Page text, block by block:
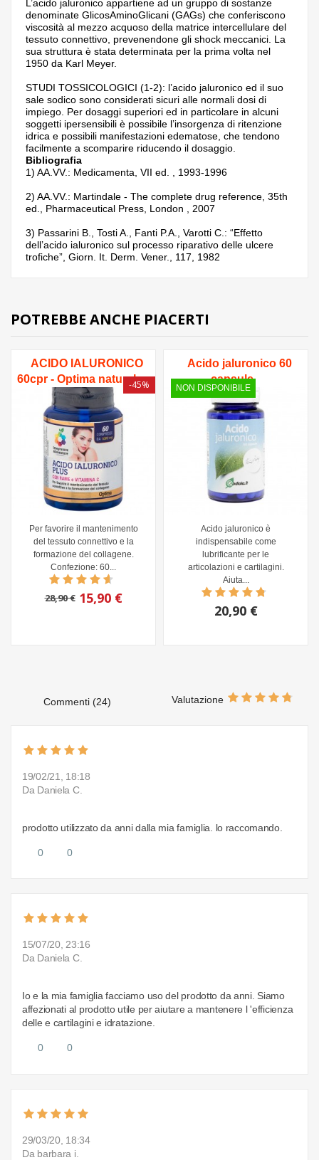
L’acido jaluronico appartiene ad un gruppo di sostanze
denominate GlicosAminoGlicani (GAGs) che conferiscono
viscosità al mezzo acquoso della matrice intercellulare del
tessuto connettivo, prevenendone gli shock meccanici. La
sua struttura è stata determinata per la prima volta nel
1950 da Karl Meyer.
STUDI TOSSICOLOGICI (1-2): l’acido jaluronico ed il suo
sale sodico sono considerati sicuri alle normali dosi di
impiego. Per dosaggi superiori ed in particolare in alcuni
soggetti ipersensibili è possibile l’insorgenza di ritenzione
idrica e possibili manifestazioni edematose, che tendono
facilmente a scomparire riducendo il dosaggio.
Bibliografia
1) AA.VV.: Medicamenta, VII ed. , 1993-1996
2) AA.VV.: Martindale - The complete drug reference, 35th
ed., Pharmaceutical Press, London , 2007
3) Passarini B., Tosti A., Fanti P.A., Varotti C.: “Effetto
dell’acido ialuronico sul processo riparativo delle ulcere
trofiche”, Giorn. It. Derm. Vener., 117, 1982
POTREBBE ANCHE PIACERTI
ACIDO IALURONICO
60cpr - Optima naturals
Per favorire il mantenimento
del tessuto connettivo e la
formazione del collagene.
Confezione: 60...
28,90 €
-45%
15,90 €
NON DISPONIBILE
Acido jaluronico 60
capsule
Acido jaluronico è
indispensabile come
lubrificante per le
articolazioni e cartilagini.
Aiuta...
20,90 €
Commenti (24) Valutazione
19/02/21, 18:18
Da Daniela C.
prodotto utilizzato da anni dalla mia famiglia. lo raccomando.
0 0
15/07/20, 23:16
Da Daniela C.
Io e la mia famiglia facciamo uso del prodotto da anni. Siamo
affezionati al prodotto utile per aiutare a mantenere l 'efficienza
delle e cartilagini e idratazione.
0 0
29/03/20, 18:34
Da barbara i.